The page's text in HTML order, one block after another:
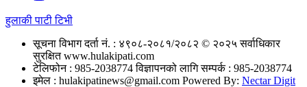
हुलाकी पाटी टिभी
सूचना विभाग दर्ता नं. : ४९०८-२०८१/२०८२ © २०२५ सर्वाधिकार
सुरक्षित www.hulakipati.com
टेलिफोन : 985-2038774विज्ञापनको लागि सम्पर्क : 985-2038774
इमेल : hulakipatinews@gmail.com Powered By: Nectar Digit